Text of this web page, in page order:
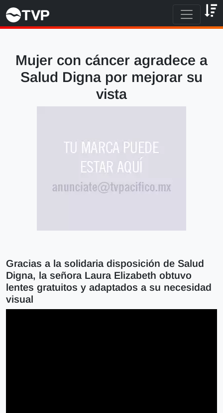
Mujer con cáncer agradece a
Salud Digna por mejorar su
vista
Gracias a la solidaria disposición de Salud
Digna, la señora Laura Elizabeth obtuvo
lentes gratuitos y adaptados a su necesidad
visual